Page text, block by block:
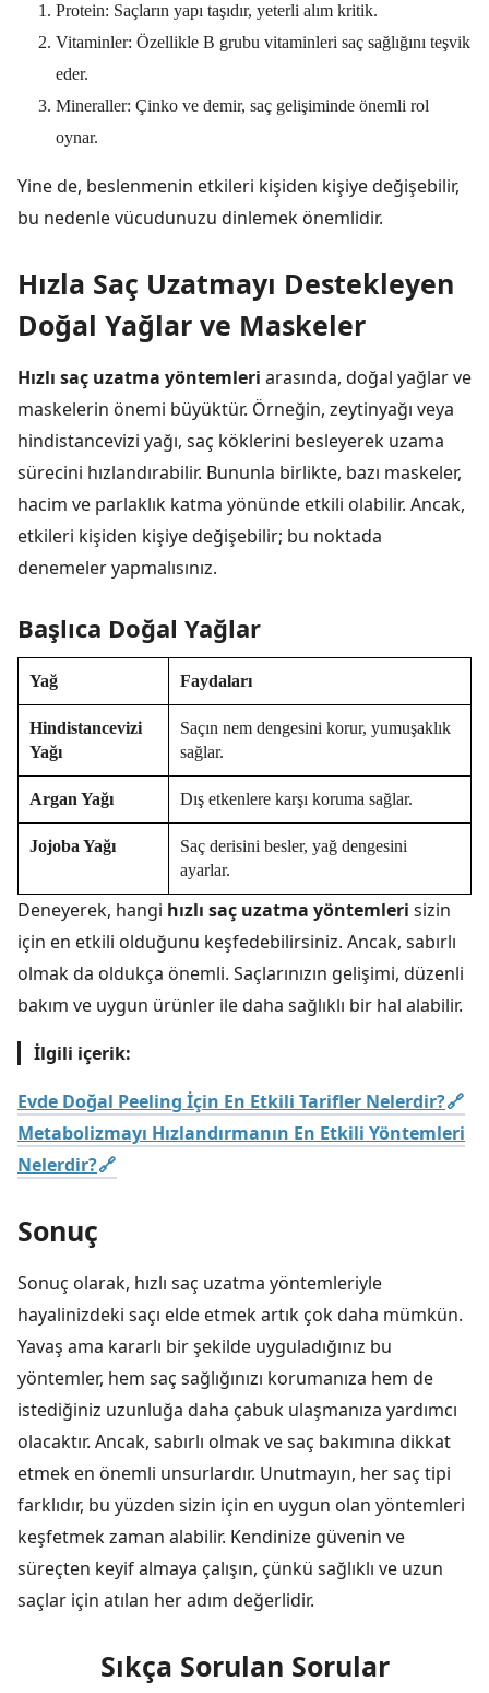
Protein: Saçların yapı taşıdır, yeterli alım kritik.
Vitaminler: Özellikle B grubu vitaminleri saç sağlığını teşvik
eder.
Mineraller: Çinko ve demir, saç gelişiminde önemli rol
oynar.
Yine de, beslenmenin etkileri kişiden kişiye değişebilir,
bu nedenle vücudunuzu dinlemek önemlidir.
Hızla Saç Uzatmayı Destekleyen
Doğal Yağlar ve Maskeler
Hızlı saç uzatma yöntemleri arasında, doğal yağlar ve
maskelerin önemi büyüktür. Örneğin, zeytinyağı veya
hindistancevizi yağı, saç köklerini besleyerek uzama
sürecini hızlandırabilir. Bununla birlikte, bazı maskeler,
hacim ve parlaklık katma yönünde etkili olabilir. Ancak,
etkileri kişiden kişiye değişebilir; bu noktada
denemeler yapmalısınız.
Başlıca Doğal Yağlar
Yağ Faydaları
Hindistancevizi
Yağı
Saçın nem dengesini korur, yumuşaklık
sağlar.
Argan Yağı Dış etkenlere karşı koruma sağlar.
Jojoba Yağı
Saç derisini besler, yağ dengesini
ayarlar.
Deneyerek, hangi hızlı saç uzatma yöntemleri sizin
için en etkili olduğunu keşfedebilirsiniz. Ancak, sabırlı
olmak da oldukça önemli. Saçlarınızın gelişimi, düzenli
bakım ve uygun ürünler ile daha sağlıklı bir hal alabilir.
İlgili içerik:
Evde Doğal Peeling İçin En Etkili Tarifler Nelerdir?
Metabolizmayı Hızlandırmanın En Etkili Yöntemleri
Nelerdir?
Sonuç
Sonuç olarak, hızlı saç uzatma yöntemleriyle
hayalinizdeki saçı elde etmek artık çok daha mümkün.
Yavaş ama kararlı bir şekilde uyguladığınız bu
yöntemler, hem saç sağlığınızı korumanıza hem de
istediğiniz uzunluğa daha çabuk ulaşmanıza yardımcı
olacaktır. Ancak, sabırlı olmak ve saç bakımına dikkat
etmek en önemli unsurlardır. Unutmayın, her saç tipi
farklıdır, bu yüzden sizin için en uygun olan yöntemleri
keşfetmek zaman alabilir. Kendinize güvenin ve
süreçten keyif almaya çalışın, çünkü sağlıklı ve uzun
saçlar için atılan her adım değerlidir.
Sıkça Sorulan Sorular